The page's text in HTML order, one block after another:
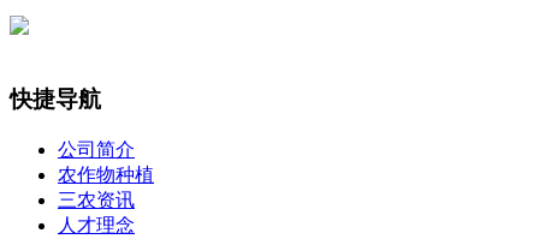
快捷导航
公司简介
农作物种植
三农资讯
人才理念